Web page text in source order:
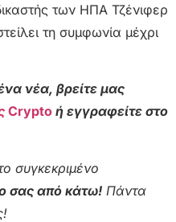
των ΗΠΑ Τζένιφερ
τη συμφωνία μέχρι
νέα, βρείτε μας
Crypto ή εγγραφείτε στο
συγκεκριμένο
σας από κάτω! Πάντα